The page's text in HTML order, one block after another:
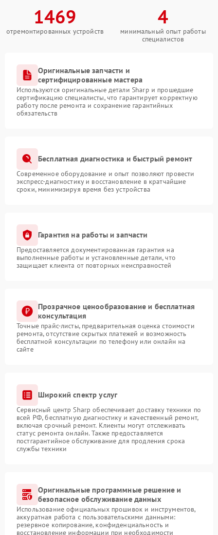
1469
отремонтированных устройств
4
минимальный опыт работы
специалистов
Оригинальные запчасти и
сертифицированные мастера
Используются оригинальные детали Sharp и прошедшие
сертификацию специалисты, что гарантирует корректную
работу после ремонта и сохранение гарантийных
обязательств
Бесплатная диагностика и быстрый ремонт
Современное оборудование и опыт позволяют провести
экспресс-диагностику и восстановление в кратчайшие
сроки, минимизируя время без устройства
Гарантия на работы и запчасти
Предоставляется документированная гарантия на
выполненные работы и установленные детали, что
защищает клиента от повторных неисправностей
Прозрачное ценообразование и бесплатная
консультация
Точные прайс-листы, предварительная оценка стоимости
ремонта, отсутствие скрытых платежей и возможность
бесплатной консультации по телефону или онлайн на
сайте
Широкий спектр услуг
Сервисный центр Sharp обеспечивает доставку техники по
всей РФ, бесплатную диагностику и качественный ремонт,
включая срочный ремонт. Клиенты могут отслеживать
статус ремонта онлайн. Также предоставляется
постгарантийное обслуживание для продления срока
службы техники
Оригинальные программные решение и
безопасное обслуживание данных
Использование официальных прошивок и инструментов,
аккуратная работа с пользовательскими данными:
резервное копирование, конфиденциальность и
восстановление информации при необходимости